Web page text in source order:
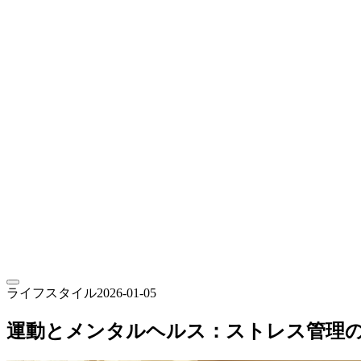
ライフスタイル2026-01-05
運動とメンタルヘルス：ストレス管理